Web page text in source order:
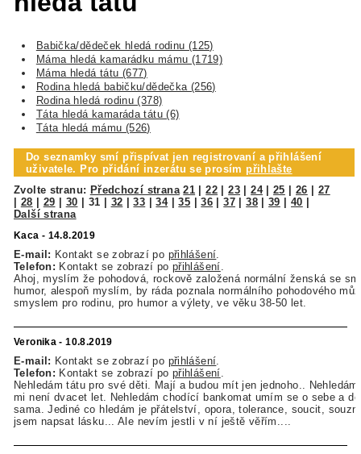
Babička/dědeček hledá rodinu (125)
Máma hledá kamarádku mámu (1719)
Máma hledá tátu (677)
Rodina hledá babičku/dědečka (256)
Rodina hledá rodinu (378)
Táta hledá kamaráda tátu (6)
Táta hledá mámu (526)
Do seznamky smí přispívat jen registrovaní a přihlášení
uživatele. Pro přidání inzerátu se prosímpřihlašte
Zvolte stranu: Předchozí strana 21 |22 |23|24|25 26
27
28 29 30 31 32 |33 |34|35 |36 |37 |38|39 |40
Další strana
Kaca - 14.8.2019
E-mail: Kontakt se zobrazí po přihlášení
Telefon: Kontakt se zobrazí po přihlášení
Ahoj, myslím že pohodová, rockově založená normální ženská se
humor, alespoň myslím, by ráda poznala normálního pohodového
smyslem pro rodinu, pro humor a výlety, ve věku 38-50 let.
Veronika - 10.8.2019
E-mail: Kontakt se zobrazí po přihlášení
Telefon: Kontakt se zobrazí po přihlášení
Nehledám tátu pro své děti. Mají a budou mít jen jednoho..
mi není dvacet let. Nehledám chodící bankomat umím se o sebe a
sama. Jediné co hledám je přátelství, opora, tolerance, soucit,
jsem napsat lásku... Ale nevím jestli v ní ještě věřím....